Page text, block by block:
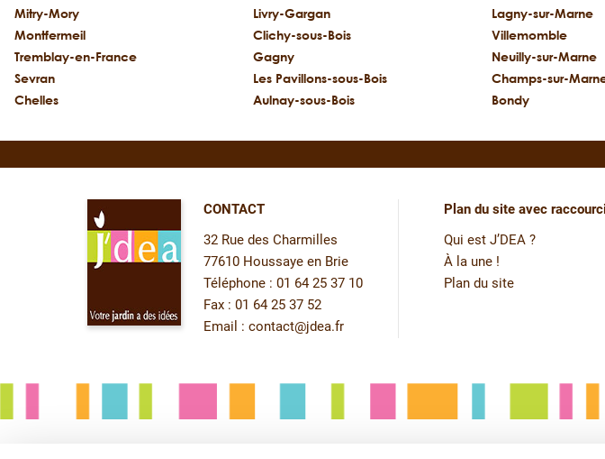
Mitry-Mory
Montfermeil
Tremblay-en-France
Sevran
Chelles
Livry-Gargan
Clichy-sous-Bois
Gagny
Les Pavillons-sous-Bois
Aulnay-sous-Bois
Lagny-sur-Marne
Villemomble
Neuilly-sur-Marne
Champs-sur-
Bondy
CONTACT
32 Rue des Charmilles
77610 Houssaye en Brie
Téléphone : 01 64 25 37 10
Fax : 01 64 25 37 52
Email : contact@jdea.fr
Plan du site avec
Qui est J’DEA ?
À la une !
Plan du site